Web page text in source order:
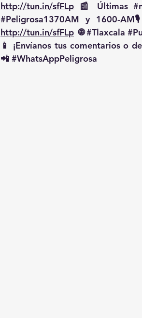
http://tun.in/sfFLp 📰 Últimas
#Peligrosa1370AM y 1600-
http://tun.in/sfFLp 🌐 #Tlaxcala
📱 ¡Envíanos tus comentarios
📲 #WhatsAppPeligrosa